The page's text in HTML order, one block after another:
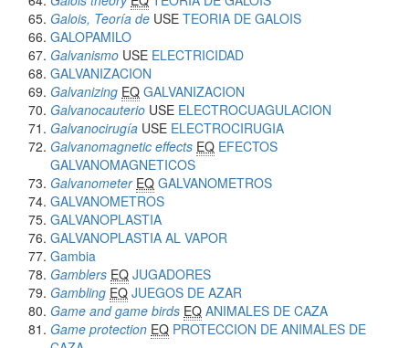
Galois, Teoría de USE TEORIA DE GALOIS
GALOPAMILO
Galvanismo USE ELECTRICIDAD
GALVANIZACION
Galvanizing EQ GALVANIZACION
Galvanocauterio USE ELECTROCUAGULACION
Galvanocirugía USE ELECTROCIRUGIA
Galvanomagnetic effects EQ EFECTOS
GALVANOMAGNETICOS
Galvanometer EQ GALVANOMETROS
GALVANOMETROS
GALVANOPLASTIA
GALVANOPLASTIA AL VAPOR
Gambia
Gamblers EQ JUGADORES
Gambling EQ JUEGOS DE AZAR
Game and game birds EQ ANIMALES DE CAZA
Game protection EQ PROTECCION DE ANIMALES DE